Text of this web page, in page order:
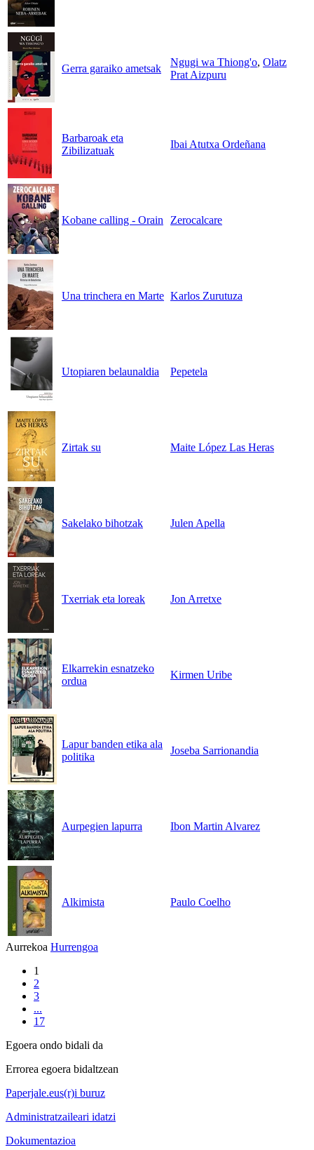
Gerra garaiko ametsak
Ngugi wa Thiong'o, Olatz
Prat Aizpuru
Barbaroak eta
Zibilizatuak
Ibai Atutxa Ordeñana
Kobane calling - Orain Zerocalcare
Una trinchera en Marte Karlos Zurutuza
Utopiaren belaunaldia Pepetela
Zirtak su Maite López Las Heras
Sakelako bihotzak Julen Apella
Txerriak eta loreak Jon Arretxe
Elkarrekin esnatzeko
ordua
Kirmen Uribe
Lapur banden etika ala
politika
Joseba Sarrionandia
Aurpegien lapurra Ibon Martin Alvarez
Alkimista Paulo Coelho
Aurrekoa Hurrengoa
1
2
3
...
17
Egoera ondo bidali da
Errorea egoera bidaltzean
Paperjale.eus(r)i buruz
Administratzaileari idatzi
Dokumentazioa